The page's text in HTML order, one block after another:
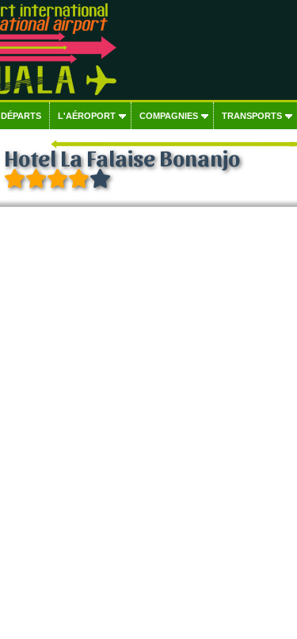
DÉPARTS L'AÉROPORT COMPAGNIES TRANSPORTS
Hotel La Falaise Bonanjo